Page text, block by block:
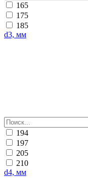
165
175
185
d3, мм
194
197
205
210
d4, мм